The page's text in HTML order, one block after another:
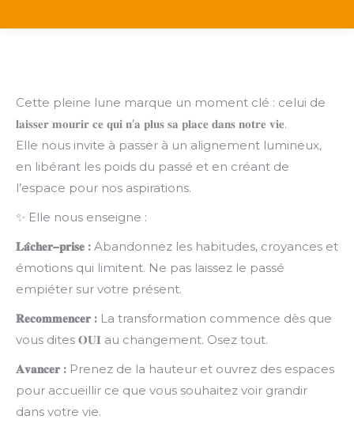
Cette pleine lune marque un moment clé : celui de
𝐥𝐚𝐢𝐬𝐬𝐞𝐫 𝐦𝐨𝐮𝐫𝐢𝐫 𝐜𝐞 𝐪𝐮𝐢 𝐧’𝐚 𝐩𝐥𝐮𝐬 𝐬𝐚 𝐩𝐥𝐚𝐜𝐞 𝐝𝐚𝐧𝐬 𝐧𝐨𝐭𝐫𝐞 𝐯𝐢𝐞.
Elle nous invite à passer à un alignement lumineux,
en libérant les poids du passé et en créant de
l’espace pour nos aspirations.
✨ Elle nous enseigne :
𝐋𝐚𝐜𝐡𝐞𝐫–𝐩𝐫𝐢𝐬𝐞 : Abandonnez les habitudes, croyances et
émotions qui limitent. Ne pas laissez le passé
empiéter sur votre présent.
𝐑𝐞𝐜𝐨𝐦𝐦𝐞𝐧𝐜𝐞𝐫 : La transformation commence dès que
vous dites 𝐎𝐔𝐈 au changement. Osez tout.
𝐀𝐯𝐚𝐧𝐜𝐞𝐫 : Prenez de la hauteur et ouvrez des espaces
pour accueillir ce que vous souhaitez voir grandir
dans votre vie.